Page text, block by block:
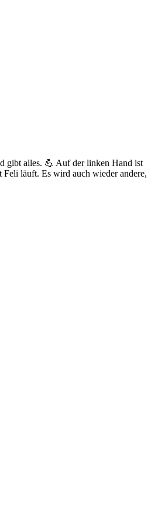
gibt alles. 💪 Auf der linken Hand ist
läuft. Es wird auch wieder andere,